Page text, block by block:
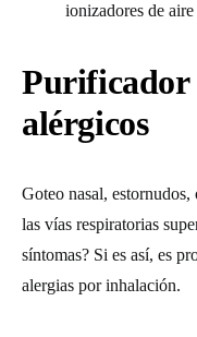
ionizadores de aire
Purificador
alérgicos
Goteo nasal,
las vías respiratorias
síntomas? Si es así, es
alergias por inhalación.